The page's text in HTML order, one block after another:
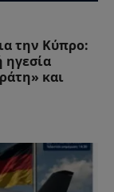
την Κύπρο:
ηγεσία
και